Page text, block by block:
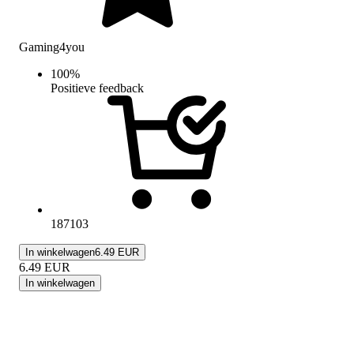
Gaming4you
100%
Positieve feedback
187103
In winkelwagen6.49 EUR
6.49 EUR
In winkelwagen